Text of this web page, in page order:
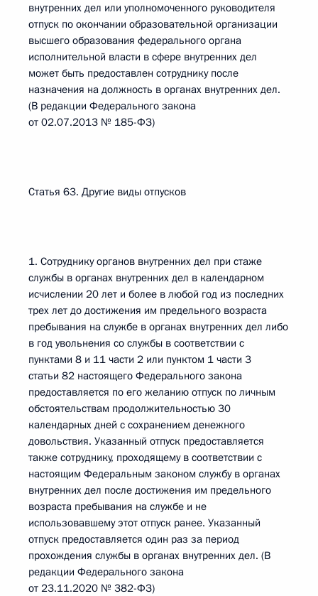
внутренних дел или уполномоченного руководителя
отпуск по окончании образовательной организации
высшего образования федерального органа
исполнительной власти в сфере внутренних дел
может быть предоставлен сотруднику после
назначения на должность в органах внутренних дел.
(В редакции Федерального закона
от 02.07.2013 № 185-ФЗ)
Статья 63. Другие виды отпусков
1. Сотруднику органов внутренних дел при стаже
службы в органах внутренних дел в календарном
исчислении 20 лет и более в любой год из последних
трех лет до достижения им предельного возраста
пребывания на службе в органах внутренних дел либо
в год увольнения со службы в соответствии с
пунктами 8 и 11 части 2 или пунктом 1 части 3
статьи 82 настоящего Федерального закона
предоставляется по его желанию отпуск по личным
обстоятельствам продолжительностью 30
календарных дней с сохранением денежного
довольствия. Указанный отпуск предоставляется
также сотруднику, проходящему в соответствии с
настоящим Федеральным законом службу в органах
внутренних дел после достижения им предельного
возраста пребывания на службе и не
использовавшему этот отпуск ранее. Указанный
отпуск предоставляется один раз за период
прохождения службы в органах внутренних дел. (В
редакции Федерального закона
от 23.11.2020 № 382-ФЗ)